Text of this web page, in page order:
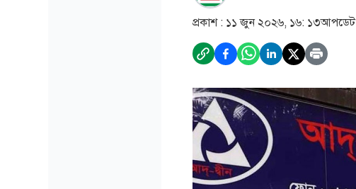
প্রকাশ : ১১ জুন ২০২৬, ১৬: ১৩আপডেট